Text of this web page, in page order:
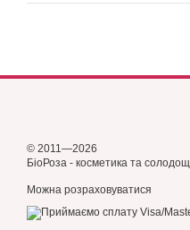
© 2011—2026
БіоРоза - косметика та
Можна розраховуватися